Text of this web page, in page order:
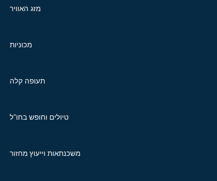
מזג האוויר
מכוניות
תעופה קלה
טיולים וחופש בחו"ל
משכנתאות וייעוץ מחזור